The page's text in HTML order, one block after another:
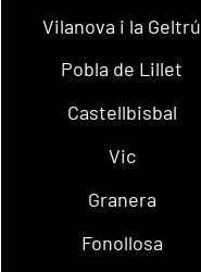
Vilanova i la Geltrú
Pobla de Lillet
Castellbisbal
Vic
Granera
Fonollosa